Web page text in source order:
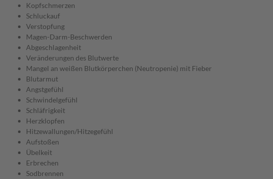
Kopfschmerzen
Schluckauf
Verstopfung
Magen-Darm-Beschwerden
Abgeschlagenheit
Veränderungen des Blutwerte
Mangel an weißen Blutkörperchen (Neutropenie) mit Fieber
Blutarmut
Angstgefühl
Schwindelgefühl
Schläfrigkeit
Herzklopfen
Hitzewallungen/Hitzegefühl
Aufstoßen
Übelkeit
Erbrechen
Sodbrennen